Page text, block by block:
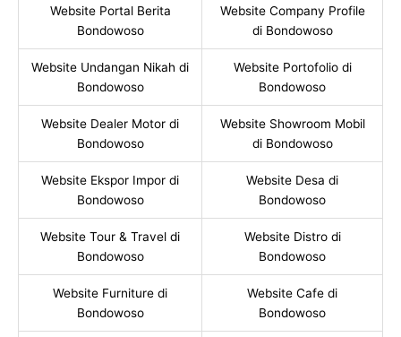
Website Portal Berita
Bondowoso
Website Company Profile
di Bondowoso
Website Undangan Nikah di
Bondowoso
Website Portofolio di
Bondowoso
Website Dealer Motor di
Bondowoso
Website Showroom Mobil
di Bondowoso
Website Ekspor Impor di
Bondowoso
Website Desa di
Bondowoso
Website Tour & Travel di
Bondowoso
Website Distro di
Bondowoso
Website Furniture di
Bondowoso
Website Cafe di
Bondowoso